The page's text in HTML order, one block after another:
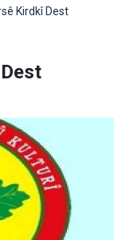
Kirdkî Dest